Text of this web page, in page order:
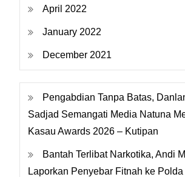
April 2022
January 2022
December 2021
Pengabdian Tanpa Batas,
Sadjad Semangati Media Natuna
Kasau Awards 2026 – Kutipan
Bantah Terlibat Narkotika, Andi
Laporkan Penyebar Fitnah ke